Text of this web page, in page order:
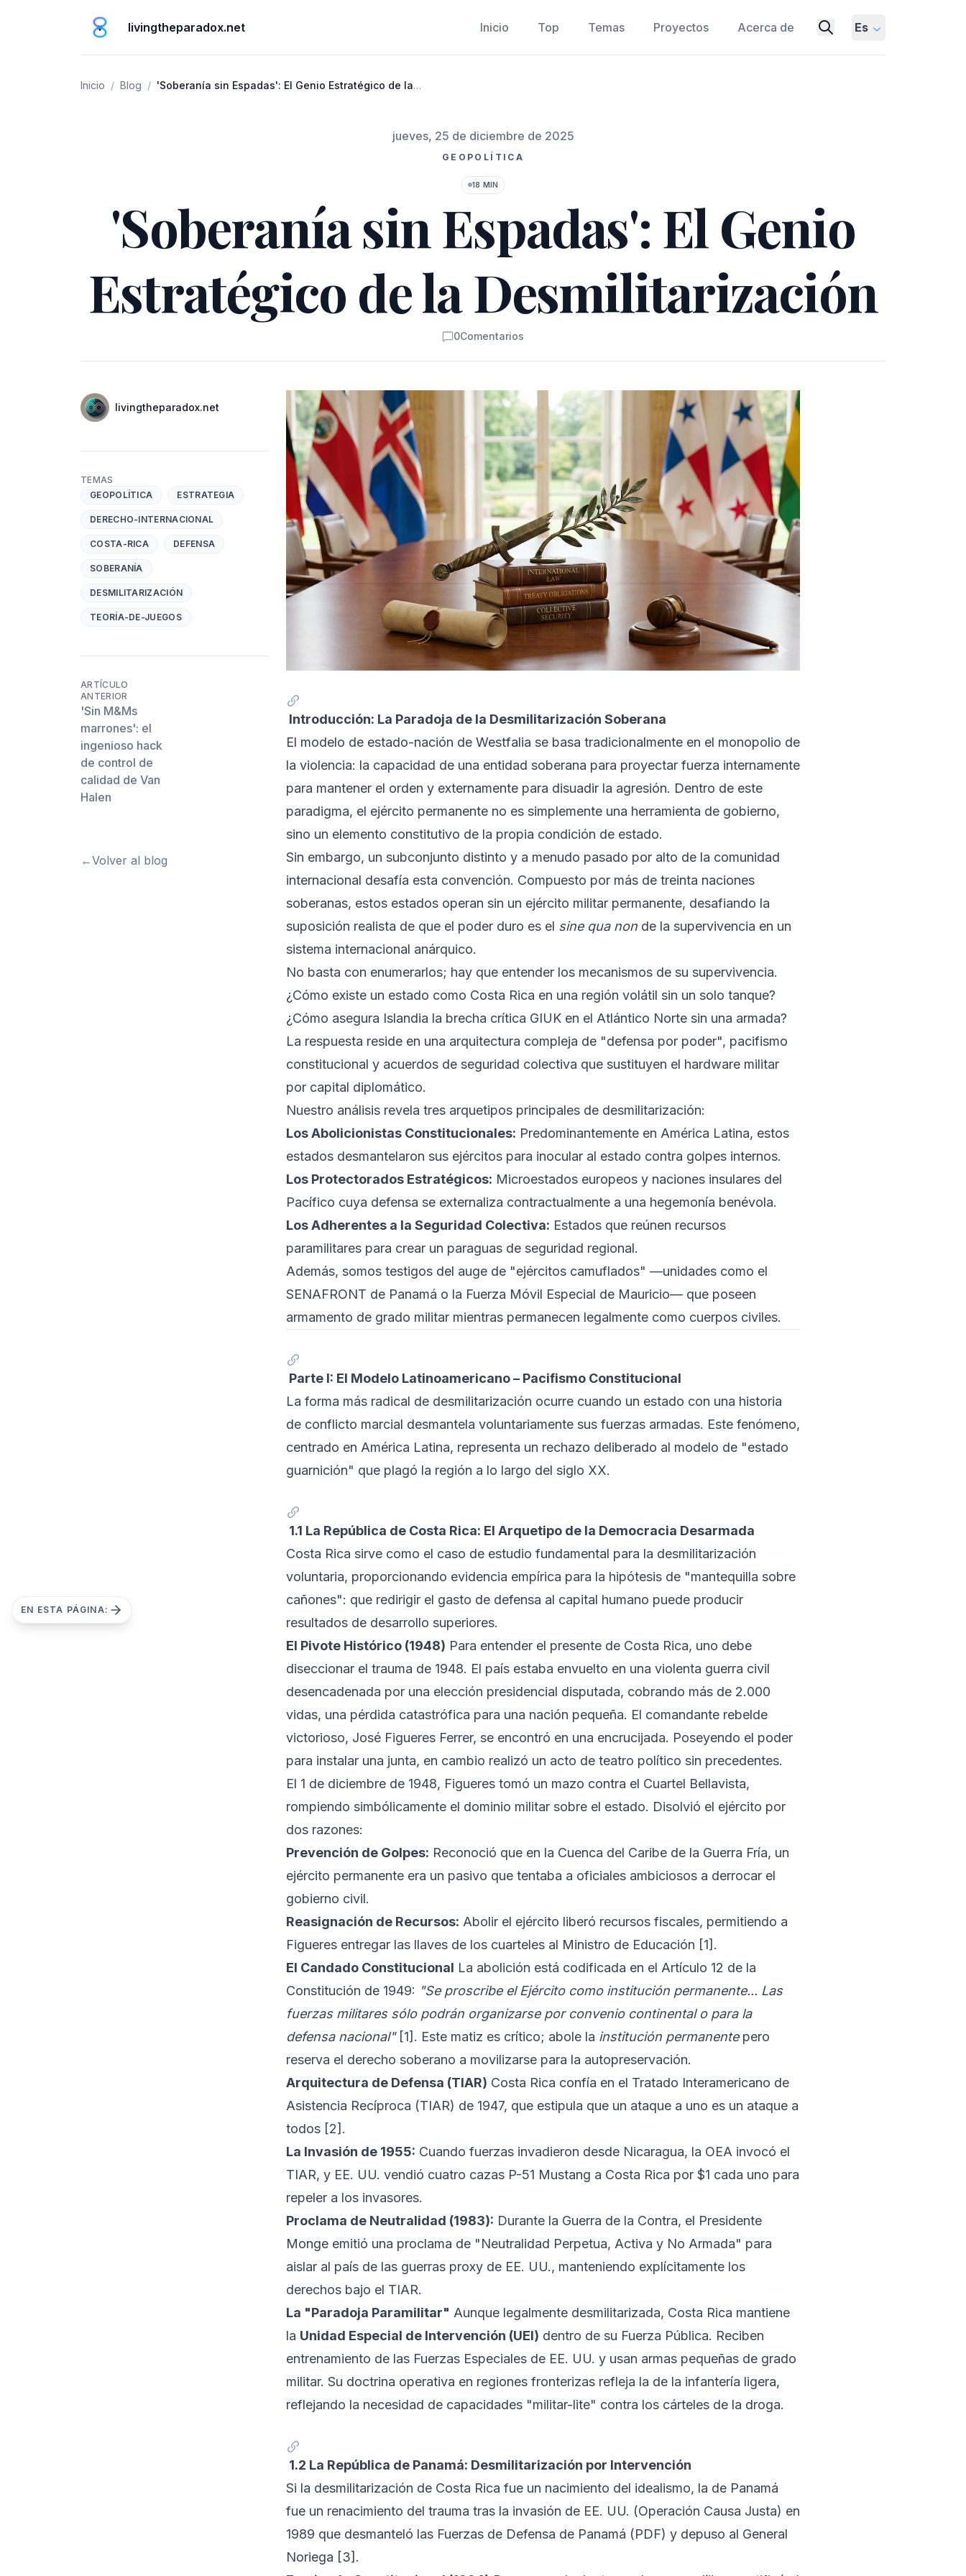
livingtheparadox.net Inicio Top Temas Proyectos Acerca de Es
EN ESTA PÁGINA:
Inicio / Blog / 'Soberanía sin Espadas': El Genio Estratégico de la
Publicado el
jueves, 25 de diciembre de 2025
GEOPOLÍTICA
18 MIN
'Soberanía sin Espadas': El Genio
Estratégico de la Desmilitarización
0Comentarios
Comentarios
AutoresNombre
livingtheparadox.net
Introducción: La Paradoja de la Desmilitarización Soberana
El modelo de estado-nación de Westfalia se basa tradicionalmente en el monopolio de
la violencia: la capacidad de una entidad soberana para proyectar fuerza internamente
para mantener el orden y externamente para disuadir la agresión. Dentro de este
paradigma, el ejército permanente no es simplemente una herramienta de gobierno,
sino un elemento constitutivo de la propia condición de estado.
Sin embargo, un subconjunto distinto y a menudo pasado por alto de la comunidad
internacional desafía esta convención. Compuesto por más de treinta naciones
soberanas, estos estados operan sin un ejército militar permanente, desafiando la
suposición realista de que el poder duro es el sine qua non de la supervivencia en un
sistema internacional anárquico.
No basta con enumerarlos; hay que entender los mecanismos de su supervivencia.
¿Cómo existe un estado como Costa Rica en una región volátil sin un solo tanque?
¿Cómo asegura Islandia la brecha crítica GIUK en el Atlántico Norte sin una armada?
La respuesta reside en una arquitectura compleja de "defensa por poder", pacifismo
constitucional y acuerdos de seguridad colectiva que sustituyen el hardware militar
por capital diplomático.
Nuestro análisis revela tres arquetipos principales de desmilitarización:
Los Abolicionistas Constitucionales: Predominantemente en América Latina, estos
estados desmantelaron sus ejércitos para inocular al estado contra golpes internos.
Los Protectorados Estratégicos: Microestados europeos y naciones insulares del
Pacífico cuya defensa se externaliza contractualmente a una hegemonía benévola.
Los Adherentes a la Seguridad Colectiva: Estados que reúnen recursos
paramilitares para crear un paraguas de seguridad regional.
Además, somos testigos del auge de "ejércitos camuflados" —unidades como el
SENAFRONT de Panamá o la Fuerza Móvil Especial de Mauricio— que poseen
armamento de grado militar mientras permanecen legalmente como cuerpos civiles.
Parte I: El Modelo Latinoamericano – Pacifismo Constitucional
La forma más radical de desmilitarización ocurre cuando un estado con una historia
de conflicto marcial desmantela voluntariamente sus fuerzas armadas. Este fenómeno,
centrado en América Latina, representa un rechazo deliberado al modelo de "estado
guarnición" que plagó la región a lo largo del siglo XX.
1.1 La República de Costa Rica: El Arquetipo de la Democracia Desarmada
Costa Rica sirve como el caso de estudio fundamental para la desmilitarización
voluntaria, proporcionando evidencia empírica para la hipótesis de "mantequilla sobre
cañones": que redirigir el gasto de defensa al capital humano puede producir
resultados de desarrollo superiores.
El Pivote Histórico (1948) Para entender el presente de Costa Rica, uno debe
diseccionar el trauma de 1948. El país estaba envuelto en una violenta guerra civil
desencadenada por una elección presidencial disputada, cobrando más de 2.000
vidas, una pérdida catastrófica para una nación pequeña. El comandante rebelde
victorioso, José Figueres Ferrer, se encontró en una encrucijada. Poseyendo el poder
para instalar una junta, en cambio realizó un acto de teatro político sin precedentes.
El 1 de diciembre de 1948, Figueres tomó un mazo contra el Cuartel Bellavista,
rompiendo simbólicamente el dominio militar sobre el estado. Disolvió el ejército por
dos razones:
Prevención de Golpes: Reconoció que en la Cuenca del Caribe de la Guerra Fría, un
ejército permanente era un pasivo que tentaba a oficiales ambiciosos a derrocar el
gobierno civil.
Reasignación de Recursos: Abolir el ejército liberó recursos fiscales, permitiendo a
Figueres entregar las llaves de los cuarteles al Ministro de Educación [1] .
El Candado Constitucional La abolición está codificada en el Artículo 12 de la
Constitución de 1949: "Se proscribe el Ejército como institución permanente... Las
fuerzas militares sólo podrán organizarse por convenio continental o para la
defensa nacional" [1] . Este matiz es crítico; abole la institución permanentepero
reserva el derecho soberano a movilizarse para la autopreservación.
Arquitectura de Defensa (TIAR) Costa Rica confía en el Tratado Interamericano de
Asistencia Recíproca (TIAR) de 1947, que estipula que un ataque a uno es un ataque a
todos [2] .
La Invasión de 1955: Cuando fuerzas invadieron desde Nicaragua, la OEA invocó el
TIAR, y EE. UU. vendió cuatro cazas P-51 Mustang a Costa Rica por $1 cada uno para
repeler a los invasores.
Proclama de Neutralidad (1983): Durante la Guerra de la Contra, el Presidente
Monge emitió una proclama de "Neutralidad Perpetua, Activa y No Armada" para
aislar al país de las guerras proxy de EE. UU., manteniendo explícitamente los
derechos bajo el TIAR.
La "Paradoja Paramilitar" Aunque legalmente desmilitarizada, Costa Rica mantiene
la Unidad Especial de Intervención (UEI) dentro de su Fuerza Pública. Reciben
entrenamiento de las Fuerzas Especiales de EE. UU. y usan armas pequeñas de grado
militar. Su doctrina operativa en regiones fronterizas refleja la de la infantería ligera,
reflejando la necesidad de capacidades "militar-lite" contra los cárteles de la droga.
1.2 La República de Panamá: Desmilitarización por Intervención
Si la desmilitarización de Costa Rica fue un nacimiento del idealismo, la de Panamá
fue un renacimiento del trauma tras la invasión de EE. UU. (Operación Causa Justa) en
1989 que desmanteló las Fuerzas de Defensa de Panamá (PDF) y depuso al General
Noriega [3] .
TEMAS
GEOPOLÍTICA
ESTRATEGIA
DERECHO-INTERNACIONAL
COSTA-RICA DEFENSA
SOBERANÍA
DESMILITARIZACIÓN
TEORÍA-DE-JUEGOS
ARTÍCULO
ANTERIOR
'Sin M&Ms
marrones': el
ingenioso hack
de control de
calidad de Van
Halen
←Volver al blog